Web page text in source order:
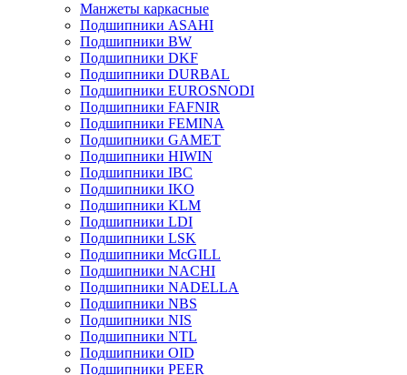
Манжеты каркасные
Подшипники ASAHI
Подшипники BW
Подшипники DKF
Подшипники DURBAL
Подшипники EUROSNODI
Подшипники FAFNIR
Подшипники FEMINA
Подшипники GAMET
Подшипники HIWIN
Подшипники IBC
Подшипники IKO
Подшипники KLM
Подшипники LDI
Подшипники LSK
Подшипники McGILL
Подшипники NACHI
Подшипники NADELLA
Подшипники NBS
Подшипники NIS
Подшипники NTL
Подшипники OID
Подшипники PEER